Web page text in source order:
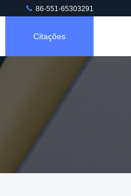
86-551-65303291
Citações